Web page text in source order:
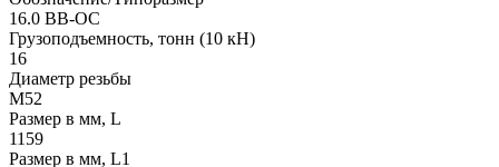
16.0 ВВ-ОС
Грузоподъемность, тонн (10 кН)
16
Диаметр резьбы
М52
Размер в мм, L
1159
Размер в мм, L1